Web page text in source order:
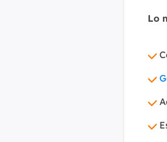
Lo